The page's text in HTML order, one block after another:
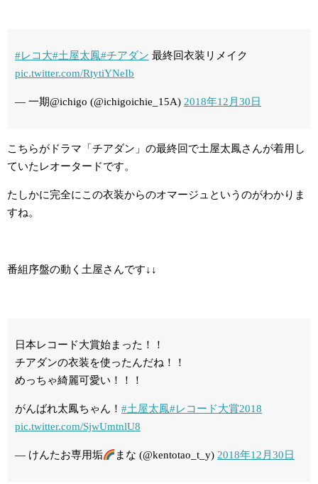
#レコ大#土屋太鳳#チアダン 最終回衣装リメイク
pic.twitter.com/RtytiYNeIb
— 一期@ichigo (@ichigoichie_15A) 2018年12月30日
こちらがドラマ「チアダン」の最終回で土屋太鳳さんが着用し
ていたレオータードです。
たしかに完全にこの衣装からのオマージュというのがわかりま
すね。
番組序盤の動く土屋さんです↓↓
日本レコード大賞始まった！！
チアダンの衣装を使ったんだね！！
めっちゃ綺麗可愛い！！！
がんばれ太鳳ちゃん！ #土屋太鳳#レコード大賞2018
pic.twitter.com/SjwUmtnlU8
— けんたお専用垢 まな (@kentotao_t_y) 2018年12月30日